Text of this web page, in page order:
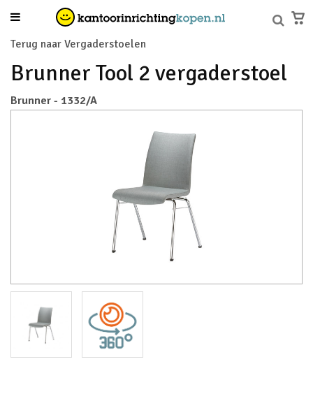
Terug naar Vergaderstoelen
Brunner Tool 2 vergaderstoel
Brunner - 1332/A